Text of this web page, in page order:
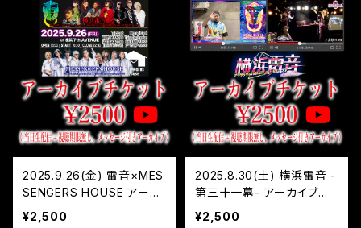
2025.9.26(金) 雷音×MES
SENGERS HOUSE アーカ
イブチケット
¥2,500
2025.8.30(土) 横浜雷音 -
第三十一幕- アーカイブチ
ケット
¥2,500